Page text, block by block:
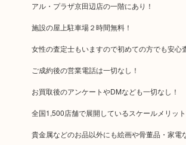
アル・プラザ京田辺店の一階にあり！
施設の屋上駐車場２時間無料！
女性の査定士もいますので初めての方でも安心
ご成約後の営業電話は一切なし！
お買取後のアンケートやDMなども一切なし！
全国1,500店舗で展開しているスケールメリッ
貴金属などのお品以外にも絵画や骨董品・家電